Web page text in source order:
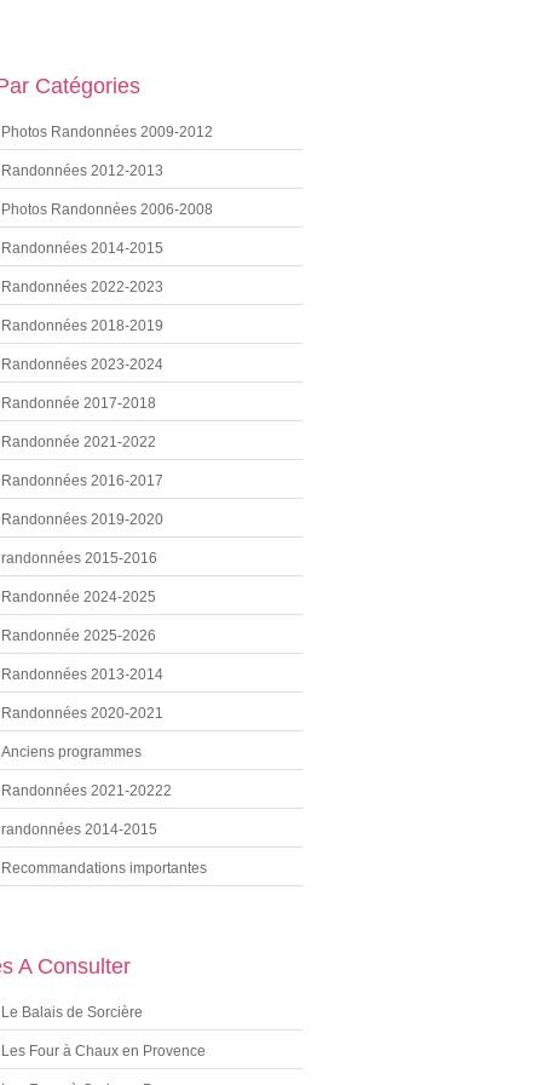
Catégories
Photos Randonnées 2009-2012
Randonnées 2012-2013
Photos Randonnées 2006-2008
Randonnées 2014-2015
Randonnées 2022-2023
Randonnées 2018-2019
Randonnées 2023-2024
Randonnée 2017-2018
Randonnée 2021-2022
Randonnées 2016-2017
Randonnées 2019-2020
randonnées 2015-2016
Randonnée 2024-2025
Randonnée 2025-2026
Randonnées 2013-2014
Randonnées 2020-2021
Anciens programmes
Randonnées 2021-20222
randonnées 2014-2015
Recommandations importantes
A Consulter
Le Balais de Sorcière
Les Four à Chaux en Provence